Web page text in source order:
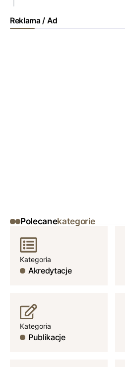
Reklama / Ad
Polecanekategorie
Kategoria
Akredytacje
Kategoria
Publikacje